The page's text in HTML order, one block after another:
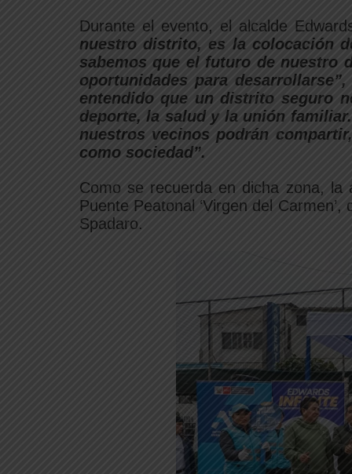
Durante el evento, el alcalde
nuestro distrito, es la colocación
sabemos que el futuro de nuestro
oportunidades para desarrollarse”,
entendido que un distrito seguro
deporte, la salud y la unión
nuestros vecinos podrán
como sociedad”.
Como se recuerda en dicha zona,
Puente Peatonal ‘Virgen del
Spadaro.